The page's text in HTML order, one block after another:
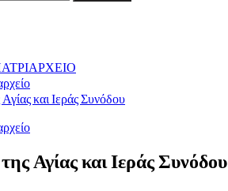
και Ιεράς Συνόδου
Αγίας και Ιεράς Συνόδου